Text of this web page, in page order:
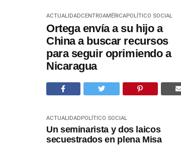
ACTUALIDADCENTROAMÉRICAPOLÍTICO SOCIAL
Ortega envía a su hijo a
China a buscar recursos
para seguir oprimiendo a
Nicaragua
ACTUALIDADPOLÍTICO SOCIAL
Un seminarista y dos laicos
secuestrados en plena Misa